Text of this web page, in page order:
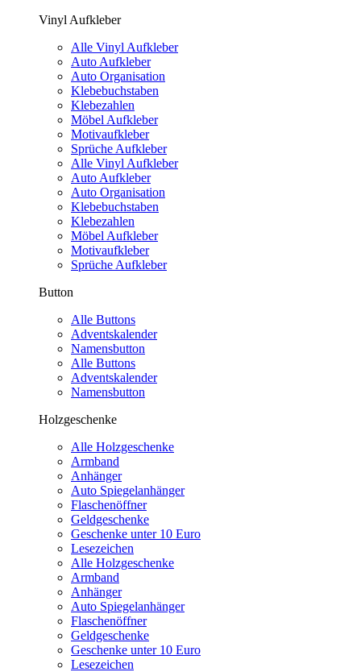
Vinyl Aufkleber
Alle Vinyl Aufkleber
Auto Aufkleber
Auto Organisation
Klebebuchstaben
Klebezahlen
Möbel Aufkleber
Motivaufkleber
Sprüche Aufkleber
Alle Vinyl Aufkleber
Auto Aufkleber
Auto Organisation
Klebebuchstaben
Klebezahlen
Möbel Aufkleber
Motivaufkleber
Sprüche Aufkleber
Button
Alle Buttons
Adventskalender
Namensbutton
Alle Buttons
Adventskalender
Namensbutton
Holzgeschenke
Alle Holzgeschenke
Armband
Anhänger
Auto Spiegelanhänger
Flaschenöffner
Geldgeschenke
Geschenke unter 10 Euro
Lesezeichen
Alle Holzgeschenke
Armband
Anhänger
Auto Spiegelanhänger
Flaschenöffner
Geldgeschenke
Geschenke unter 10 Euro
Lesezeichen